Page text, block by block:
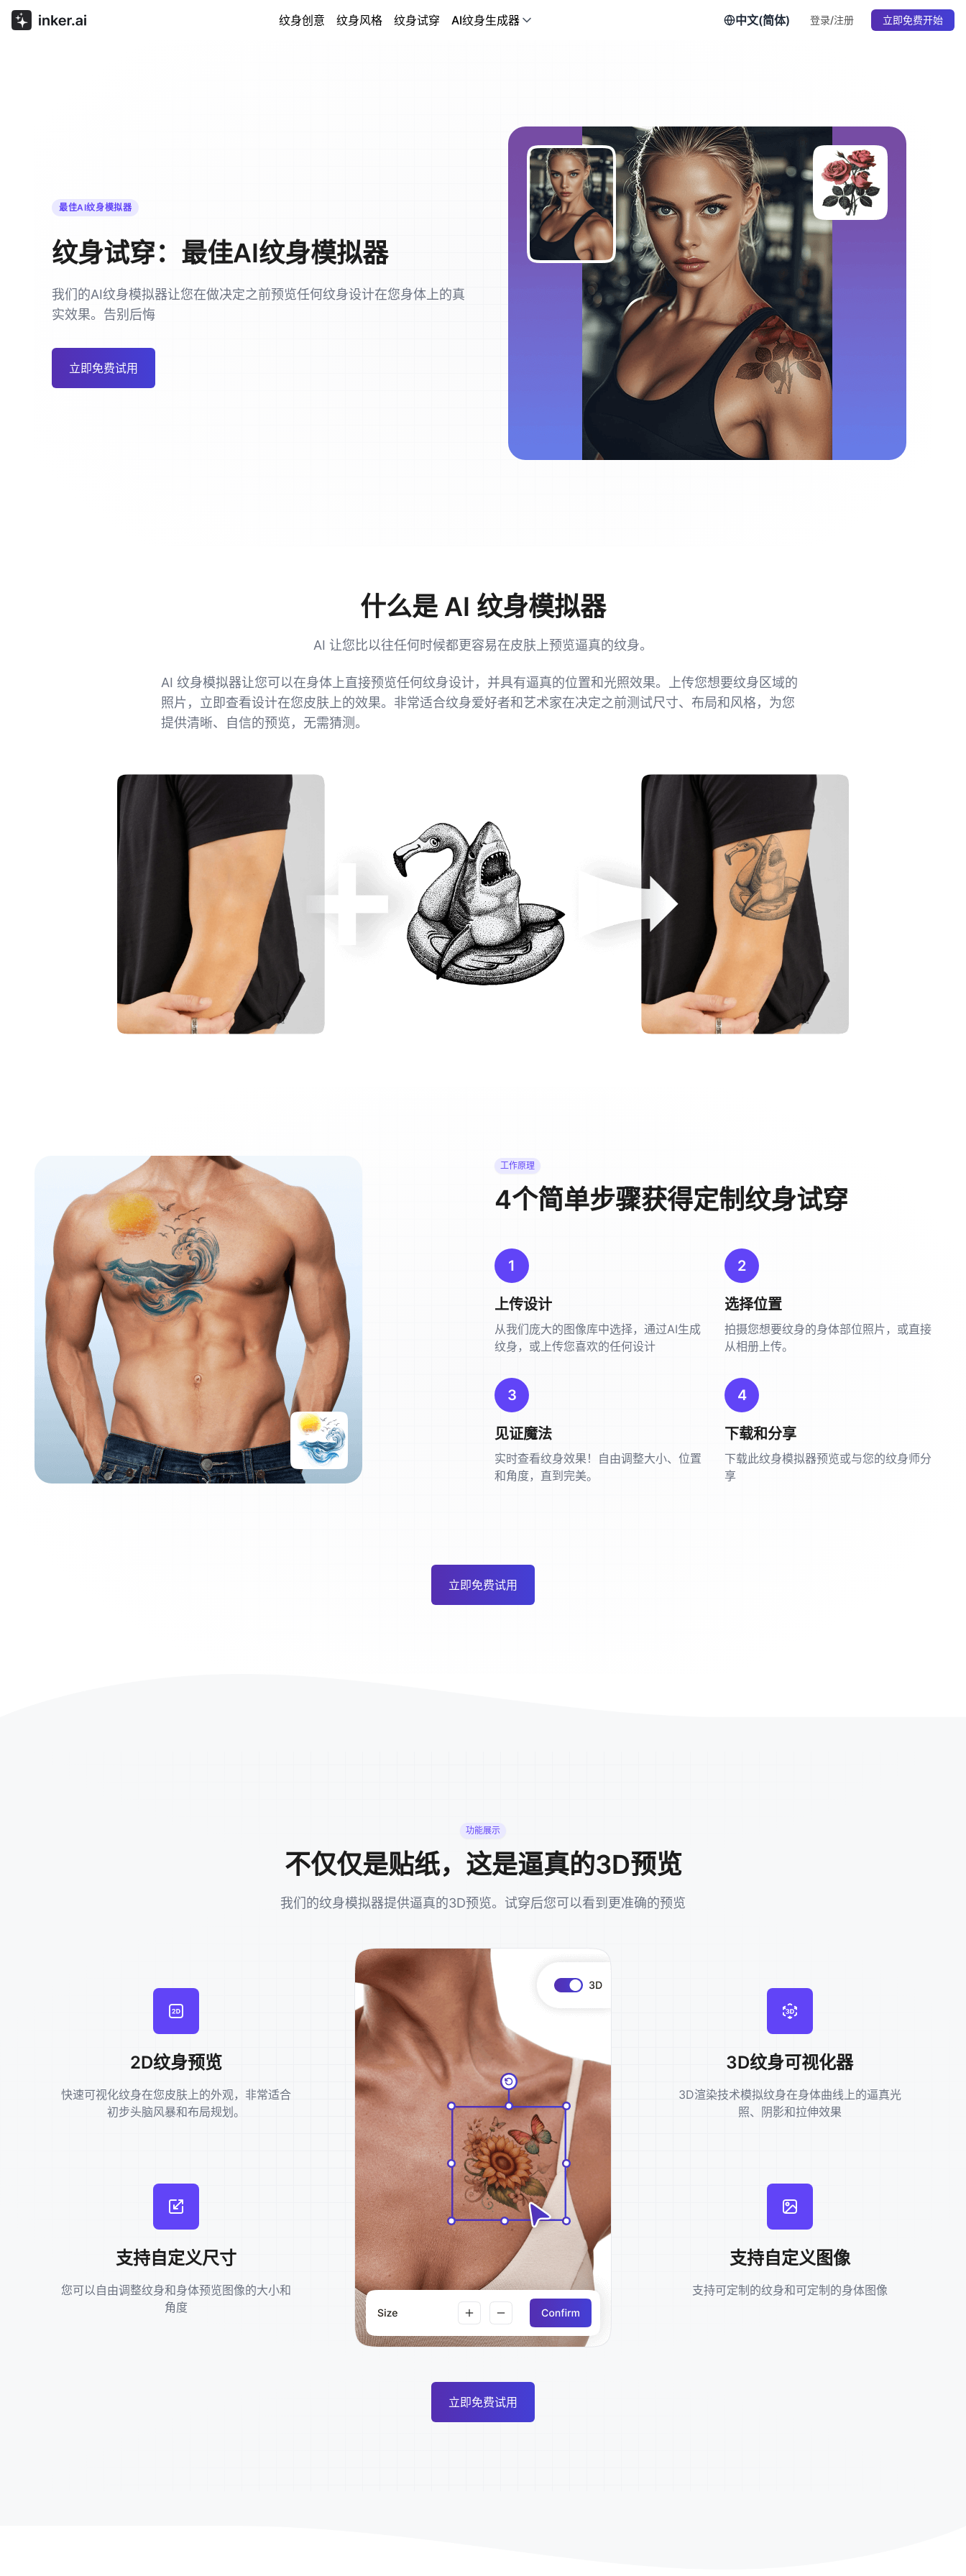
中文(简体) 登录/注册 立即免费开始
纹身创意 纹身风格 纹身试穿 AI纹身生成器
最佳AI纹身模拟器
纹身试穿：最佳AI纹身模拟器
我们的AI纹身模拟器让您在做决定之前预览任何纹身设计在您身体上的真
实效果。告别后悔
立即免费试用
什么是 AI 纹身模拟器
AI 让您比以往任何时候都更容易在皮肤上预览逼真的纹身。
AI 纹身模拟器让您可以在身体上直接预览任何纹身设计，并具有逼真的位置和光照效果。上传您想要纹身区域的
照片，立即查看设计在您皮肤上的效果。非常适合纹身爱好者和艺术家在决定之前测试尺寸、布局和风格，为您
提供清晰、自信的预览，无需猜测。
工作原理
4个简单步骤获得定制纹身试穿
1
上传设计
从我们庞大的图像库中选择，通过AI生成
纹身，或上传您喜欢的任何设计
2
选择位置
拍摄您想要纹身的身体部位照片，或直接
从相册上传。
3
见证魔法
实时查看纹身效果！自由调整大小、位置
和角度，直到完美。
4
下载和分享
下载此纹身模拟器预览或与您的纹身师分
享
立即免费试用
功能展示
不仅仅是贴纸，这是逼真的3D预览
我们的纹身模拟器提供逼真的3D预览。试穿后您可以看到更准确的预览
2D纹身预览
快速可视化纹身在您皮肤上的外观，非常适合
初步头脑风暴和布局规划。
支持自定义尺寸
您可以自由调整纹身和身体预览图像的大小和
角度
3D纹身可视化器
3D渲染技术模拟纹身在身体曲线上的逼真光
照、阴影和拉伸效果
支持自定义图像
支持可定制的纹身和可定制的身体图像
立即免费试用